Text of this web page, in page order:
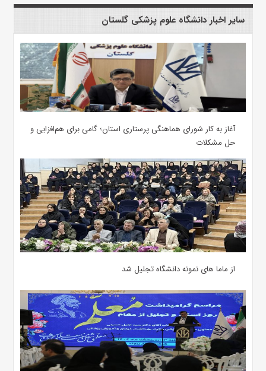
سایر اخبار دانشگاه علوم پزشکی گلستان
آغاز به کار شورای هماهنگی پرستاری استان؛ گامی برای هم‌افزایی و
حل مشکلات
از ماما های نمونه دانشگاه تجلیل شد